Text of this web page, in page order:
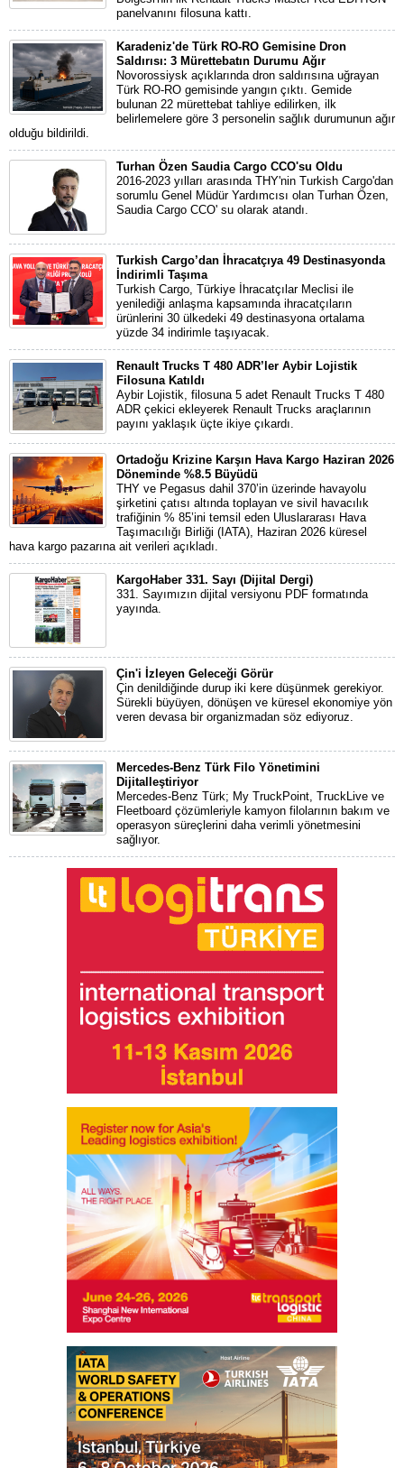
panelvanını filosuna kattı.
Karadeniz'de Türk RO-RO Gemisine Dron
Saldırısı: 3 Mürettebatın Durumu Ağır
Novorossiysk açıklarında dron saldırısına uğrayan
Türk RO-RO gemisinde yangın çıktı. Gemide
bulunan 22 mürettebat tahliye edilirken, ilk
belirlemelere göre 3 personelin sağlık durumunun ağır
olduğu bildirildi.
Turhan Özen Saudia Cargo CCO'su Oldu
2016-2023 yılları arasında THY'nin Turkish Cargo'dan
sorumlu Genel Müdür Yardımcısı olan Turhan Özen,
Saudia Cargo CCO' su olarak atandı.
Turkish Cargo’dan İhracatçıya 49 Destinasyonda
İndirimli Taşıma
Turkish Cargo, Türkiye İhracatçılar Meclisi ile
yenilediği anlaşma kapsamında ihracatçıların
ürünlerini 30 ülkedeki 49 destinasyona ortalama
yüzde 34 indirimle taşıyacak.
Renault Trucks T 480 ADR’ler Aybir Lojistik
Filosuna Katıldı
Aybir Lojistik, filosuna 5 adet Renault Trucks T 480
ADR çekici ekleyerek Renault Trucks araçlarının
payını yaklaşık üçte ikiye çıkardı.
Ortadoğu Krizine Karşın Hava Kargo Haziran 2026
Döneminde %8.5 Büyüdü
THY ve Pegasus dahil 370’in üzerinde havayolu
şirketini çatısı altında toplayan ve sivil havacılık
trafiğinin % 85’ini temsil eden Uluslararası Hava
Taşımacılığı Birliği (IATA), Haziran 2026 küresel
hava kargo pazarına ait verileri açıkladı.
KargoHaber 331. Sayı (Dijital Dergi)
331. Sayımızın dijital versiyonu PDF formatında
yayında.
Çin'i İzleyen Geleceği Görür
Çin denildiğinde durup iki kere düşünmek gerekiyor.
Sürekli büyüyen, dönüşen ve küresel ekonomiye yön
veren devasa bir organizmadan söz ediyoruz.
Mercedes-Benz Türk Filo Yönetimini
Dijitalleştiriyor
Mercedes-Benz Türk; My TruckPoint, TruckLive ve
Fleetboard çözümleriyle kamyon filolarının bakım ve
operasyon süreçlerini daha verimli yönetmesini
sağlıyor.